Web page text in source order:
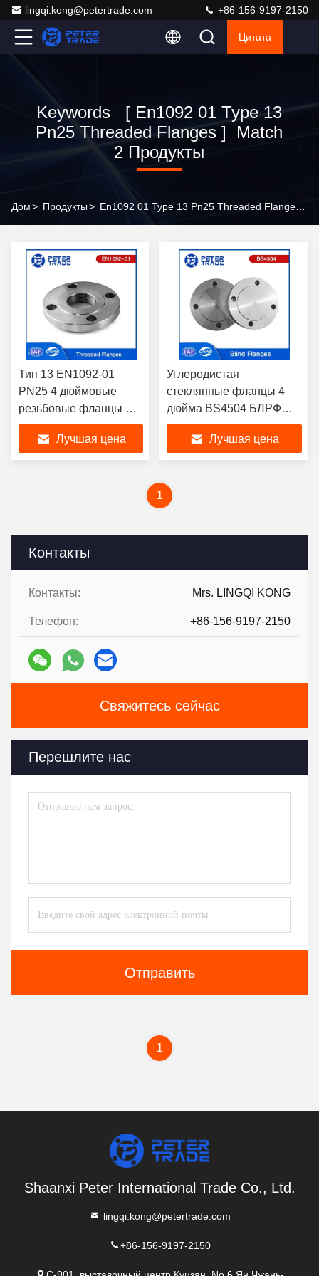
lingqi.kong@petertrade.com +86-156-9197-2150
Цитата
Keywords [ En1092 01 Type 13
Pn25 Threaded Flanges ] Match
2 Продукты
Дом> Продукты>
Контакты
Контакты: Mrs. LINGQI KONG
Телефон: +86-156-9197-2150
Свяжитесь сейчас
Перешлите нас
Отправить
Тип 13 EN1092-01
PN25 4 дюймовые
резьбовые фланцы RF
DN 10 до DN 600
Фланцы из
углеродистой стали
Лучшая цена
Углеродистая
стеклянные фланцы 4
дюйма BS4504 БЛРФ
фланцы стеклянные
пластинки фланцы PN 25
ASTM A105 для
промышленности
Лучшая цена
1
1
Shaanxi Peter International Trade Co., Ltd.
lingqi.kong@petertrade.com
+86-156-9197-2150